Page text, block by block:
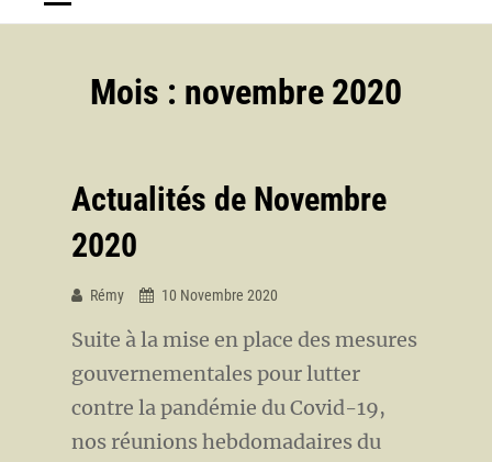
Mois : novembre 2020
Actualités de Novembre
2020
Rémy 10 Novembre 2020
Suite à la mise en place des mesures
gouvernementales pour lutter
contre la pandémie du Covid-19,
nos réunions hebdomadaires du